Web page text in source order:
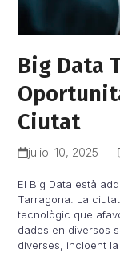
Big Data
Ciutat
juliol 10, 2025
El Big Data està
Tarragona. La
tecnològic que
dades en diversos
diverses, incloent